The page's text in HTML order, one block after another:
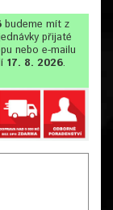
budeme mít z
přijaté
nebo e-mailu
17. 8. 2026.